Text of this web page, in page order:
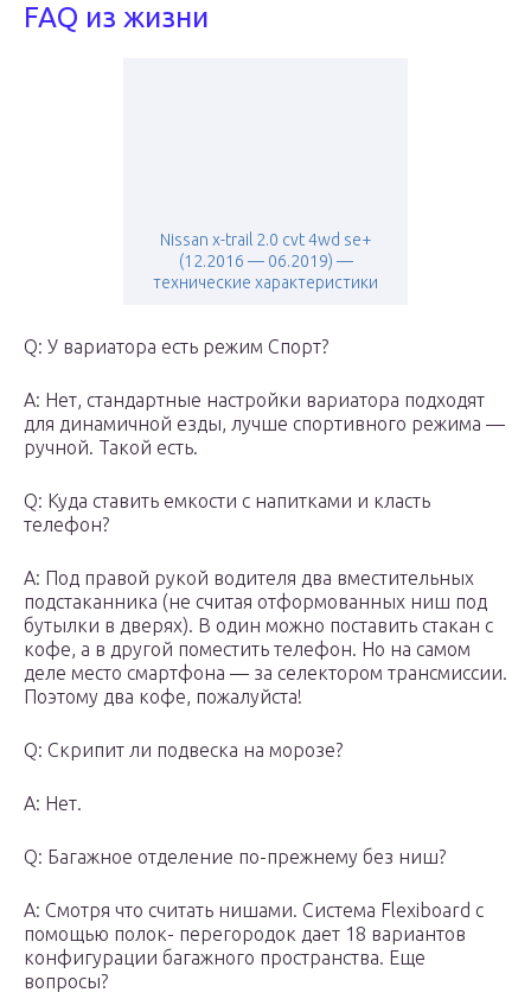
FAQ из жизни
Nissan x-trail 2.0 cvt 4wd se+
(12.2016 — 06.2019) —
технические характеристики
Q: У вариатора есть режим Спорт?
A: Нет, стандартные настройки вариатора подходят
для динамичной езды, лучше спортивного режима —
ручной. Такой есть.
Q: Куда ставить емкости с напитками и класть
телефон?
A: Под правой рукой водителя два вместительных
подстаканника (не считая отформованных ниш под
бутылки в дверях). В один можно поставить стакан с
кофе, а в другой поместить телефон. Но на самом
деле место смартфона — за селектором трансмиссии.
Поэтому два кофе, пожалуйста!
Q: Скрипит ли подвеска на морозе?
A: Нет.
Q: Багажное отделение по-прежнему без ниш?
A: Смотря что считать нишами. Система Flexiboard с
помощью полок- перегородок дает 18 вариантов
конфигурации багажного пространства. Еще
вопросы?